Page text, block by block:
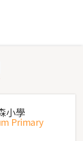
小學
Primary